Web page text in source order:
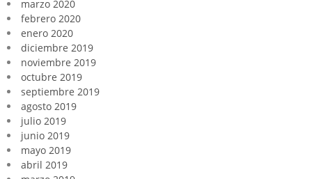
marzo 2020
febrero 2020
enero 2020
diciembre 2019
noviembre 2019
octubre 2019
septiembre 2019
agosto 2019
julio 2019
junio 2019
mayo 2019
abril 2019